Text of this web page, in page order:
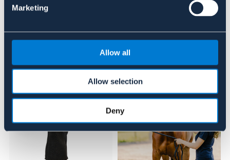
Marketing
Allow all
Allow selection
Deny
Liknande produkter
20%